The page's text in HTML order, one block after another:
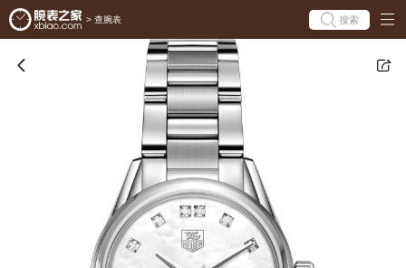
> 查腕表 搜索